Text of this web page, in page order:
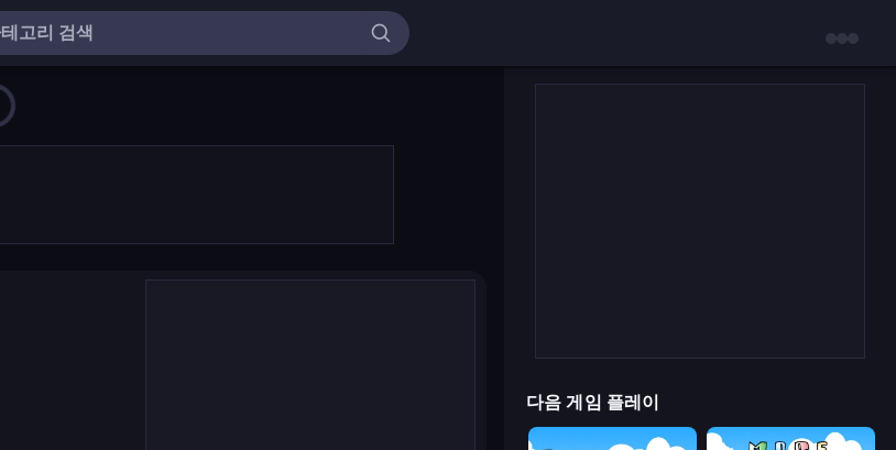
다음 게임 플레이